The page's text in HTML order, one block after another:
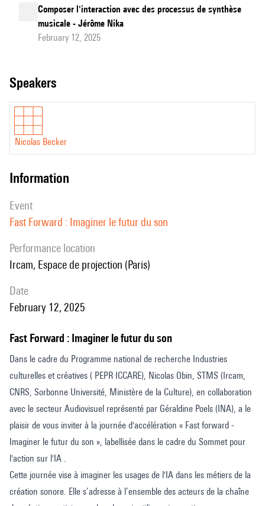
Composer l'interaction avec des processus de synthèse
musicale - Jérôme Nika
February 12, 2025
speakers
Nicolas Becker
information
event
Fast Forward : Imaginer le futur du son
performance location
Ircam, Espace de projection (Paris)
date
February 12, 2025
Fast Forward : Imaginer le futur du son
Dans le cadre du Programme national de recherche Industries
culturelles et créatives ( PEPR ICCARE), Nicolas Obin, STMS (Ircam,
CNRS, Sorbonne Université, Ministère de la Culture), en collaboration
avec le secteur Audiovisuel représenté par Géraldine Poels (INA), a le
plaisir de vous inviter à la journée d'accélération « Fast forward -
Imaginer le futur du son », labellisée dans le cadre du Sommet pour
l'action sur l'IA .
Cette journée vise à imaginer les usages de l'IA dans les métiers de la
création sonore. Elle s’adresse à l’ensemble des acteurs de la chaîne